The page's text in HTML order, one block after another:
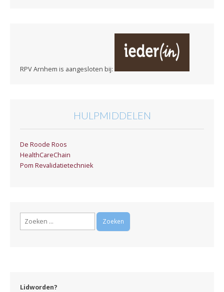
RPV Arnhem is aangesloten bij:
HULPMIDDELEN
De Roode Roos
HealthCareChain
Pom Revalidatietechniek
Zoeken
Lidworden?